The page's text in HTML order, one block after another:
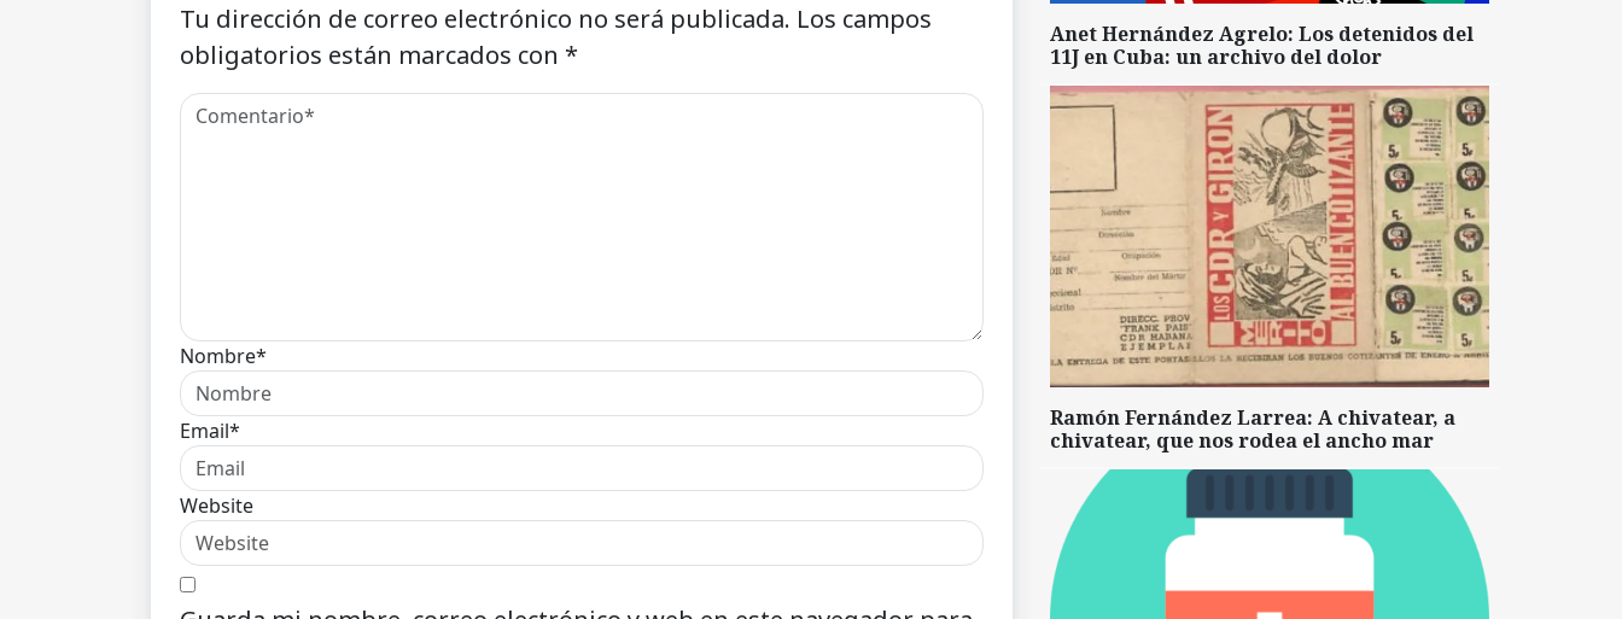
Tu dirección de correo electrónico no será publicada. Los campos
obligatorios están marcados con *
Nombre*
Email*
Website
Anet Hernández Agrelo: Los detenidos del
11J en Cuba: un archivo del dolor
Ramón Fernández Larrea: A chivatear, a
chivatear, que nos rodea el ancho mar